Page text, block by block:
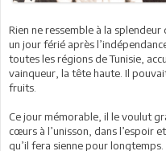
Rien ne ressemble à la
un jour férié après
toutes les régions de Tunisie,
vainqueur, la tête haute. Il
fruits.
Ce jour mémorable, il le voulut
cœurs à l’unisson, dans l’espoir
qu’il fera sienne pour